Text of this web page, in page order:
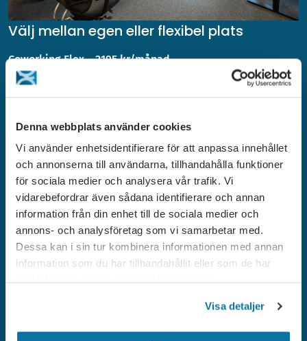
Denna webbplats använder cookies
Vi använder enhetsidentifierare för att anpassa innehållet
och annonserna till användarna, tillhandahålla funktioner
för sociala medier och analysera vår trafik. Vi
vidarebefordrar även sådana identifierare och annan
information från din enhet till de sociala medier och
annons- och analysföretag som vi samarbetar med.
Dessa kan i sin tur kombinera informationen med annan
information som du har tillhandahållit eller som de har
Visa detaljer
Välj mellan egen eller flexibel plats
Coworking Flex – 2195 kr/månad
Arbete från ledig plats vid skrivbord, lounge eller annan
tillgänglig plats. Platsen måste lämnas ren från material vid
Private Desk – 4675 kr/månad
Du får ett eget skrivbord och kan lämna kvar material och
utrustning om du vill. För dig som har regelbundet behov av
samma kontorsplats.
Tillvalsmöjligheter och enstaka tjänster
Låsbart skåp: 195:-/månad
Företagsadress: 545:-/månad
Ingen bindningstid. Uppsägningstid 3 kalendermånader.
Mötesrum debiteras per timme. För mer info om priser se